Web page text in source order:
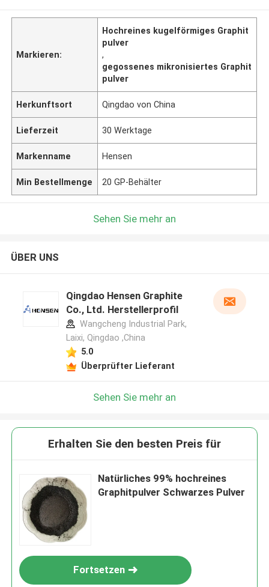
Markieren:
Hochreines kugelförmiges Graphit
pulver
,
gegossenes mikronisiertes Graphit
pulver
Herkunftsort Qingdao von China
Lieferzeit 30 Werktage
Markenname Hensen
Min Bestellmenge 20 GP-Behälter
Sehen Sie mehr an
ÜBER UNS
Qingdao Hensen Graphite
Co., Ltd. Herstellerprofil
Wangcheng Industrial Park,
Laixi, Qingdao ,China
5.0
Überprüfter Lieferant
Sehen Sie mehr an
Erhalten Sie den besten Preis für
Natürliches 99% hochreines
Graphitpulver Schwarzes Pulver
Fortsetzen